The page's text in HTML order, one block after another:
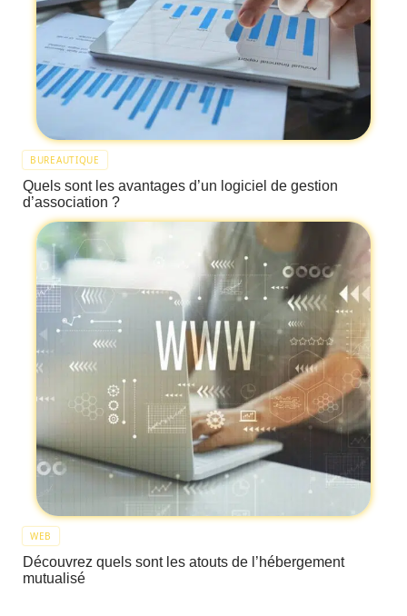
BUREAUTIQUE
Quels sont les avantages d’un logiciel de gestion
d’association ?
WEB
Découvrez quels sont les atouts de l’hébergement
mutualisé